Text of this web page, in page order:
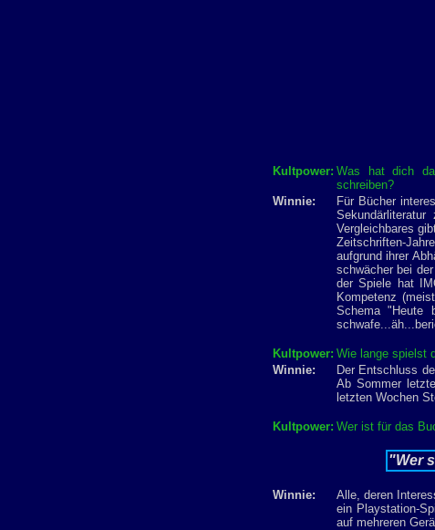
Kultpower: Was hat dich
schreiben?
Winnie:
Für Bücher
Vergleichbares
Zeitschriften-
aufgrund ihrer
schwächer bei
der Spiele hat
Kompetenz
Schema "Heute
Kultpower: Wie lange spielst
Winnie:
Der Entschluss
Ab Sommer
letzten Wochen
Kultpower: Wer ist für das
"Wer
Winnie:
Alle, deren
ein Playstation-
auf mehreren